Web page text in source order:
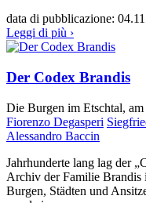
data di pubblicazione:
Leggi di più ›
Der Codex Brandis
Die Burgen im Etschtal,
Fiorenzo Degasperi
Alessandro Baccin
Jahrhunderte lang lag der
Archiv der Familie Brandis
Burgen, Städten und